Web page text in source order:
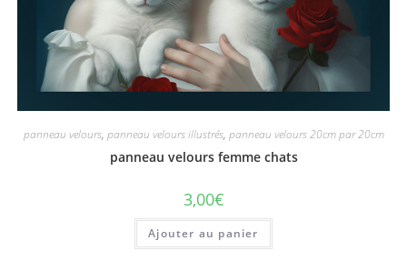
panneau velours, panneau velours illustrés, panneau velours 20cm par 20cm
panneau velours femme chats
3,00€
Ajouter au panier